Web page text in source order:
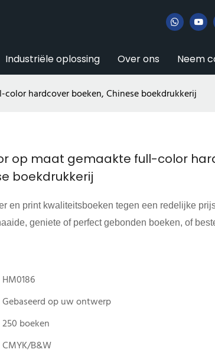
Industriële oplossing Over ons Neem
hardcover boeken, Chinese boekdrukkerij
op maat gemaakte full-color
boekdrukkerij
en print kwaliteitsboeken tegen een redelijke
geniete of perfect gebonden boeken, of
HM0186
Gebaseerd op uw ontwerp
250 boeken
CMYK/B&W